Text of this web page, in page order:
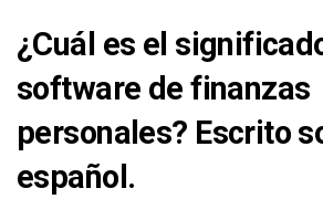
¿Cuál es el
software de finanzas
personales? Escrito
español.